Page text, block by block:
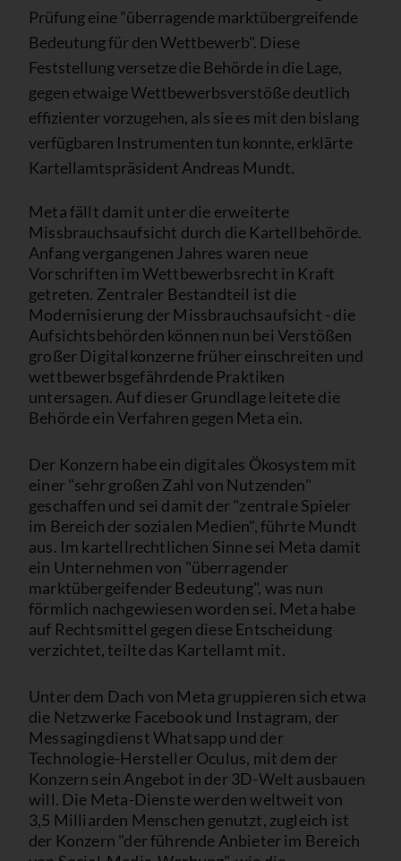
Prüfung eine "überragende marktübergreifende
Bedeutung für den Wettbewerb". Diese
Feststellung versetze die Behörde in die Lage,
gegen etwaige Wettbewerbsverstöße deutlich
effizienter vorzugehen, als sie es mit den bislang
verfügbaren Instrumenten tun konnte, erklärte
Kartellamtspräsident Andreas Mundt.
Meta fällt damit unter die erweiterte
Missbrauchsaufsicht durch die Kartellbehörde.
Anfang vergangenen Jahres waren neue
Vorschriften im Wettbewerbsrecht in Kraft
getreten. Zentraler Bestandteil ist die
Modernisierung der Missbrauchsaufsicht - die
Aufsichtsbehörden können nun bei Verstößen
großer Digitalkonzerne früher einschreiten und
wettbewerbsgefährdende Praktiken
untersagen. Auf dieser Grundlage leitete die
Behörde ein Verfahren gegen Meta ein.
Der Konzern habe ein digitales Ökosystem mit
einer "sehr großen Zahl von Nutzenden"
geschaffen und sei damit der "zentrale Spieler
im Bereich der sozialen Medien", führte Mundt
aus. Im kartellrechtlichen Sinne sei Meta damit
ein Unternehmen von "überragender
marktübergeifender Bedeutung", was nun
förmlich nachgewiesen worden sei. Meta habe
auf Rechtsmittel gegen diese Entscheidung
verzichtet, teilte das Kartellamt mit.
Unter dem Dach von Meta gruppieren sich etwa
die Netzwerke Facebook und Instagram, der
Messagingdienst Whatsapp und der
Technologie-Hersteller Oculus, mit dem der
Konzern sein Angebot in der 3D-Welt ausbauen
will. Die Meta-Dienste werden weltweit von
3,5 Milliarden Menschen genutzt, zugleich ist
der Konzern "der führende Anbieter im Bereich